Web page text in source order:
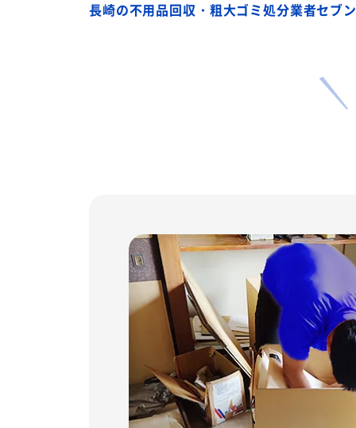
長崎の不用品回収・粗大ゴミ処分業者セブン